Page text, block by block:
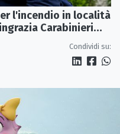
l'incendio in località
Carabinieri
Condividi su: